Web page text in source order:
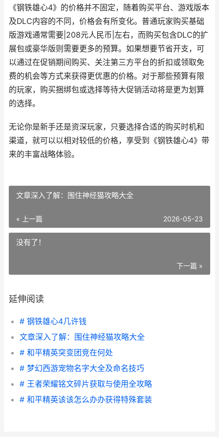
《钢铁雄心4》的价格并不固定，随着购买平台、游戏版本
及DLC内容的不同，价格会有所变化。普通玩家购买基础
版游戏通常需要|208元人民币|左右，而购买包含DLC的扩
展包或豪华版则需要更多的预算。如果想要节省开支，可
以通过在促销期间购买、关注第三方平台的折扣或领取免
费的机会等方式来获得更优惠的价格。对于那些预算有限
的玩家，购买捆绑包或选择等待大促销活动将是更为划算
的选择。
无论你是新手还是资深玩家，只要选择合适的购买时机和
渠道，就可以以相对较低的价格，享受到《钢铁雄心4》带
来的丰富战略体验。
文章深入了解：围住神经猫攻略大全
« 上一篇 2026-05-23
没有了！
下一篇 »
延伸阅读
# 钢铁雄心4几许钱
文章深入了解：围住神经猫攻略大全
# 和平精英突变团竞在何处
# 梦幻西游宠物名字大全及命名技巧
# 王者荣耀铭文碎片获取与使用全攻略
# 和平精英该该怎么办办获得特殊套装